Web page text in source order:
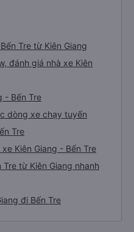
Tre từ Kiên Giang
đánh giá nhà xe Kiên
- Bến Tre
dòng xe chạy tuyến
Tre
Kiên Giang - Bến Tre
từ Kiên Giang nhanh
đi Bến Tre